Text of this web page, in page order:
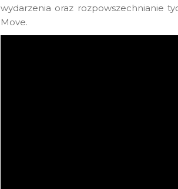
wydarzenia oraz rozpowszechnianie
Move.